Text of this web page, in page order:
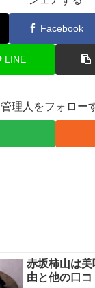
Facebook
LINE
管理人をフォロー
赤坂柿山は
由と他の口コ